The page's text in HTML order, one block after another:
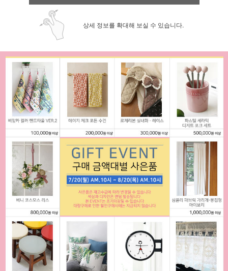
상세 정보를 확대해 보실 수 있습니다.